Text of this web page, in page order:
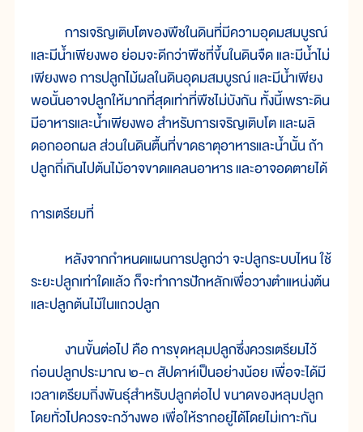
การเจริญเติบโตของพืชในดินที่มีความอุดมสมบูรณ์
และมีน้ำเพียงพอ ย่อมจะดีกว่าพืชที่ขึ้นในดินจืด และมีน้ำไม่
เพียงพอ การปลูกไม้ผลในดินอุดมสมบูรณ์ และมีน้ำเพียง
พอนั้นอาจปลูกให้มากที่สุดเท่าที่พืชไม่บังกัน ทั้งนี้เพราะดิน
มีอาหารและน้ำเพียงพอ สำหรับการเจริญเติบโต และผลิ
ดอกออกผล ส่วนในดินตื้นที่ขาดธาตุอาหารและน้ำนั้น ถ้า
ปลูกถี่เกินไปต้นไม้อาจขาดแคลนอาหาร และอาจอดตายได้
การเตรียมที่
หลังจากกำหนดแผนการปลูกว่า จะปลูกระบบไหน ใช้
ระยะปลูกเท่าใดแล้ว ก็จะทำการปักหลักเพื่อวางตำแหน่งต้น
และปลูกต้นไม้ในแถวปลูก
งานขั้นต่อไป คือ การขุดหลุมปลูกซึ่งควรเตรียมไว้
ก่อนปลูกประมาณ ๒-๓ สัปดาห์เป็นอย่างน้อย เพื่อจะได้มี
เวลาเตรียมกิ่งพันธุ์สำหรับปลูกต่อไป ขนาดของหลุมปลูก
โดยทั่วไปควรจะกว้างพอ เพื่อให้รากอยู่ได้โดยไม่เกาะกัน